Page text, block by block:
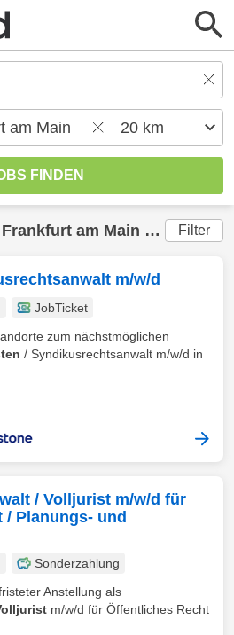
Frankfurt am Main Filter
m/w/d
JobTicket
zum nächstmöglichen
/ Syndikusrechtsanwalt m/w/d in
/ Volljurist m/w/d für
Planungs- und
Sonderzahlung
Anstellung als
m/w/d für Öffentliches Recht